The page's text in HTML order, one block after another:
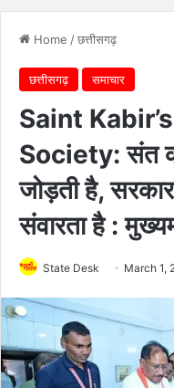
Home /छत्तीसगढ़
छत्तीसगढ़ समाचार
Saint
Society: संत
जोड़ती है,
संवारता है :
State Desk March 1,